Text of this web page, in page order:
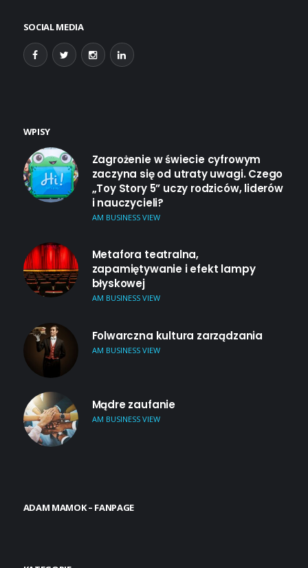
SOCIAL MEDIA
WPISY
Zagrożenie w świecie cyfrowym
zaczyna się od utraty uwagi. Czego
„Toy Story 5” uczy rodziców, liderów
i nauczycieli?
AM BUSINESS VIEW
Metafora teatralna,
zapamiętywanie i efekt lampy
błyskowej
AM BUSINESS VIEW
Folwarczna kultura zarządzania
AM BUSINESS VIEW
Mądre zaufanie
AM BUSINESS VIEW
ADAM MAMOK – FANPAGE